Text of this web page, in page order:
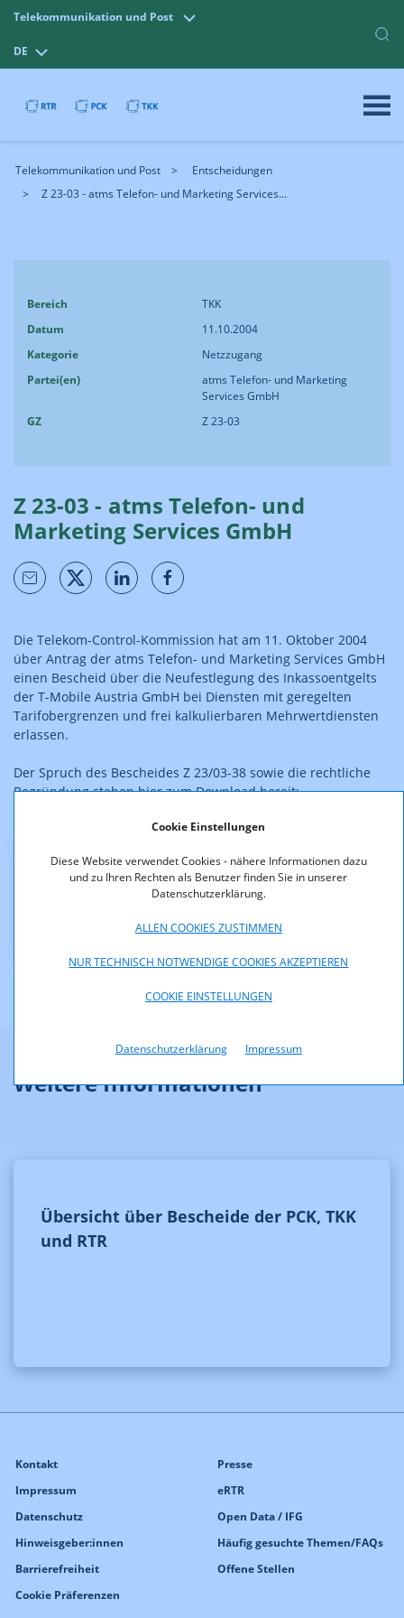
Cookie Einstellungen
Diese Website verwendet Cookies - nähere Informationen dazu
und zu Ihren Rechten als Benutzer finden Sie in unserer
Datenschutzerklärung.
ALLEN COOKIES ZUSTIMMEN
NUR TECHNISCH NOTWENDIGE COOKIES AKZEPTIEREN
COOKIE EINSTELLUNGEN
Datenschutzerklärung Impressum
Telekommunikation und Post
DE
Telekommunikation und Post
Entscheidungen
Z 23-03 - atms Telefon- und Marketing Services...
Bereich
TKK
Datum
11.10.2004
Kategorie
Netzzugang
Partei(en)
atms Telefon- und Marketing
Services GmbH
GZ
Z 23-03
Z 23-03 - atms Telefon- und
Marketing Services GmbH
Die Telekom-Control-Kommission hat am 11. Oktober 2004
über Antrag der atms Telefon- und Marketing Services GmbH
einen Bescheid über die Neufestlegung des Inkassoentgelts
der T-Mobile Austria GmbH bei Diensten mit geregelten
Tarifobergrenzen und frei kalkulierbaren Mehrwertdiensten
erlassen.
Der Spruch des Bescheides Z 23/03-38 sowie die rechtliche
Begründung stehen hier zum Download bereit:
Downloads
Weitere Informationen
Übersicht über Bescheide der PCK, TKK
und RTR
Kontakt
Impressum
Datenschutz
Hinweisgeber:innen
Barrierefreiheit
Cookie Präferenzen
Presse
eRTR
Open Data / IFG
Häufig gesuchte Themen/FAQs
Offene Stellen